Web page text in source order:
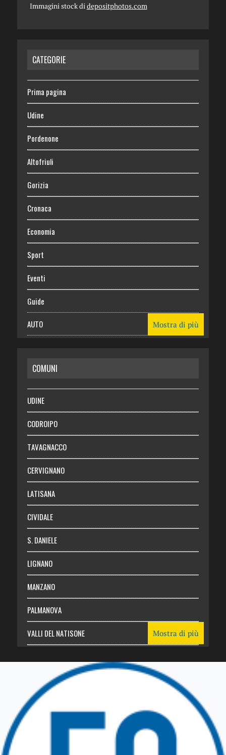
Immagini stock di depositphotos.com
CATEGORIE
Prima pagina
Udine
Pordenone
Altofriuli
Gorizia
Cronaca
Economia
Sport
Eventi
Guide
AUTO
RISPARMIO
SALUTE
Necrologie
Chi siamo
Abbonati
Login
Mostra di più
COMUNI
UDINE
CODROIPO
TAVAGNACCO
CERVIGNANO
LATISANA
CIVIDALE
S. DANIELE
LIGNANO
MANZANO
PALMANOVA
VALLI DEL NATISONE
TRICESIMO
TARCENTO
GEMONA DEL FRIULI
Mostra di più